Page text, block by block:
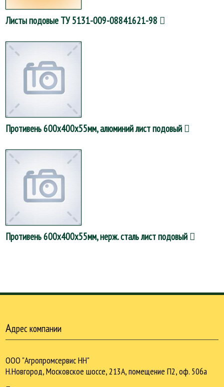
Листы подовые ТУ 5131-009-08841621-98
Противень 600х400х55мм, алюминий лист подовый
Противень 600х400х55мм, нерж. сталь лист подовый
Адрес компании
ООО "Агропромсервис НН"
Н.Новгород, Московское шоссе, 213А, помещение П2, оф. 506а